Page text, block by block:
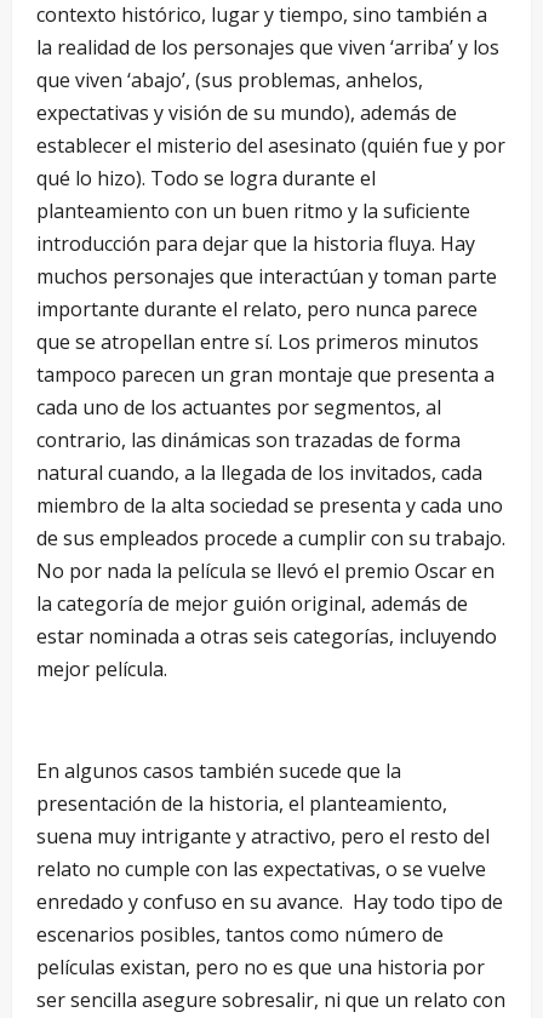
contexto histórico, lugar y tiempo, sino también a
la realidad de los personajes que viven ‘arriba’ y los
que viven ‘abajo’, (sus problemas, anhelos,
expectativas y visión de su mundo), además de
establecer el misterio del asesinato (quién fue y por
qué lo hizo). Todo se logra durante el
planteamiento con un buen ritmo y la suficiente
introducción para dejar que la historia fluya. Hay
muchos personajes que interactúan y toman parte
importante durante el relato, pero nunca parece
que se atropellan entre sí. Los primeros minutos
tampoco parecen un gran montaje que presenta a
cada uno de los actuantes por segmentos, al
contrario, las dinámicas son trazadas de forma
natural cuando, a la llegada de los invitados, cada
miembro de la alta sociedad se presenta y cada uno
de sus empleados procede a cumplir con su trabajo.
No por nada la película se llevó el premio Oscar en
la categoría de mejor guión original, además de
estar nominada a otras seis categorías, incluyendo
mejor película.
En algunos casos también sucede que la
presentación de la historia, el planteamiento,
suena muy intrigante y atractivo, pero el resto del
relato no cumple con las expectativas, o se vuelve
enredado y confuso en su avance. Hay todo tipo de
escenarios posibles, tantos como número de
películas existan, pero no es que una historia por
ser sencilla asegure sobresalir, ni que un relato con